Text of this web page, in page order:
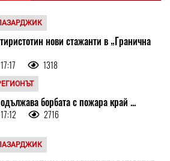
нови стажанти в „Гранична
17:17 1318
борбата с пожара край ...
17:12 2716